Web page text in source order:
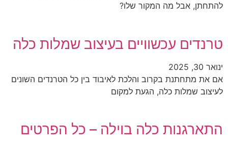
להתחתן, אבל מה המקור שלו?
טרנדים עכשוויים בעיצוב שמלות כלה
ינואר 30, 2025
אם את מתחתנת בקרוב והלכת לאיבוד בין כל הטרנדים השונים
לעיצוב שמלות כלה, הגעת למקום
התארגנות כלה בוילה – כל הפרטים